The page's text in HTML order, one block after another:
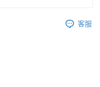
客服